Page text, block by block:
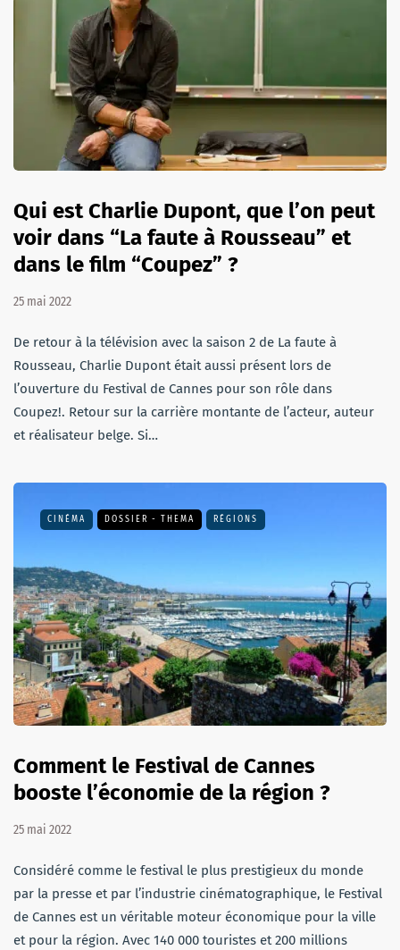
Qui est Charlie Dupont, que l’on peut
voir dans “La faute à Rousseau” et
dans le film “Coupez” ?
25 mai 2022
De retour à la télévision avec la saison 2 de La faute à
Rousseau, Charlie Dupont était aussi présent lors de
l’ouverture du Festival de Cannes pour son rôle dans
Coupez!. Retour sur la carrière montante de l’acteur, auteur
et réalisateur belge. Si…
CINÉMA DOSSIER - THEMA RÉGIONS
Comment le Festival de Cannes
booste l’économie de la région ?
25 mai 2022
Considéré comme le festival le plus prestigieux du monde
par la presse et par l’industrie cinématographique, le Festival
de Cannes est un véritable moteur économique pour la ville
et pour la région. Avec 140 000 touristes et 200 millions